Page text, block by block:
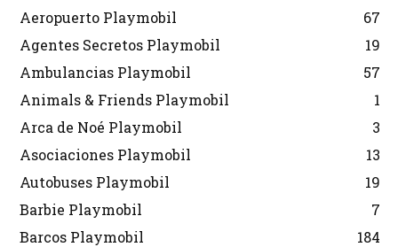
Aeropuerto Playmobil
67
Agentes Secretos Playmobil
19
Ambulancias Playmobil
57
Animals & Friends Playmobil
1
Arca de Noé Playmobil
3
Asociaciones Playmobil
13
Autobuses Playmobil
19
Barbie Playmobil
7
Barcos Playmobil
184